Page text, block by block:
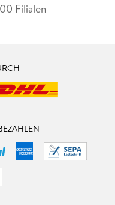
Filialen